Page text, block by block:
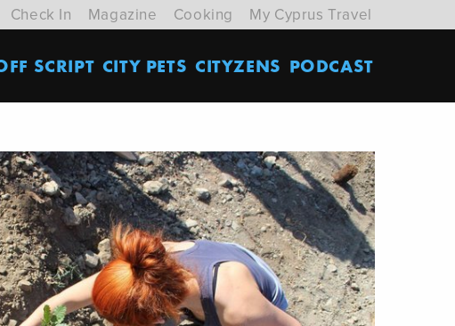
Check In Magazine Cooking My Cyprus Travel
SCRIPT CITY PETS CITYZENS PODCAST